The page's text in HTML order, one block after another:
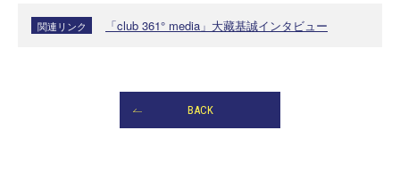
関連リンク 「club 361° media」大藏基誠インタビュー
BACK